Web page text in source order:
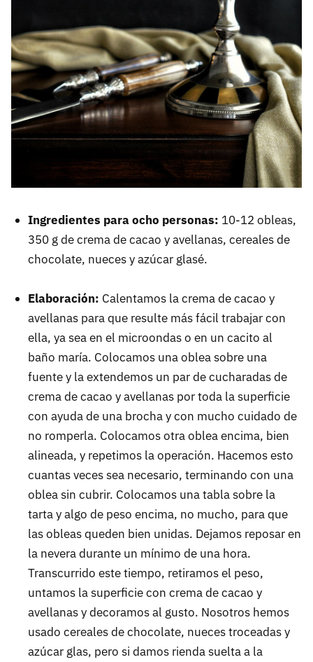
Ingredientes para ocho personas: 10-12 obleas,
350 g de crema de cacao y avellanas, cereales de
chocolate, nueces y azúcar glasé.
Elaboración: Calentamos la crema de cacao y
avellanas para que resulte más fácil trabajar con
ella, ya sea en el microondas o en un cacito al
baño maría. Colocamos una oblea sobre una
fuente y la extendemos un par de cucharadas de
crema de cacao y avellanas por toda la superficie
con ayuda de una brocha y con mucho cuidado de
no romperla. Colocamos otra oblea encima, bien
alineada, y repetimos la operación. Hacemos esto
cuantas veces sea necesario, terminando con una
oblea sin cubrir. Colocamos una tabla sobre la
tarta y algo de peso encima, no mucho, para que
las obleas queden bien unidas. Dejamos reposar en
la nevera durante un mínimo de una hora.
Transcurrido este tiempo, retiramos el peso,
untamos la superficie con crema de cacao y
avellanas y decoramos al gusto. Nosotros hemos
usado cereales de chocolate, nueces troceadas y
azúcar glas, pero si damos rienda suelta a la